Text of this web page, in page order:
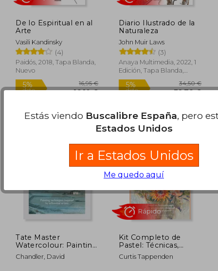
5%
dcto. 35,47 €
5%
dcto. 44,67
De lo Espiritual en al
Arte
Vasili Kandinsky
(4)
Paidós, 2018, Tapa Blanda,
Nuevo
Diario Ilustrado de la
Naturaleza
John Muir Laws
(3)
Anaya Multimedia, 2022, 1
Edición, Tapa Blanda,
Nuevo
Tate Master
Watercolour: Painting
Techniques Inspired
by Influential Artists
Chandler, David
Kit Completo de
Pastel: Técnicas,
Herramientas y
Proyectos Para
Curtis Tappenden
Estás viendo Buscalibre España, pero
Estados Unidos
Ir a Estados Unidos
Me quedo aquí